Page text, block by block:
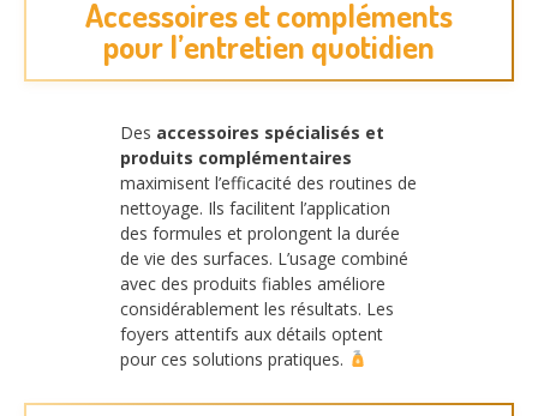
Accessoires et compléments
pour l’entretien quotidien
Des accessoires spécialisés et
produits complémentaires
maximisent l’efficacité des routines de
nettoyage. Ils facilitent l’application
des formules et prolongent la durée
de vie des surfaces. L’usage combiné
avec des produits fiables améliore
considérablement les résultats. Les
foyers attentifs aux détails optent
pour ces solutions pratiques.